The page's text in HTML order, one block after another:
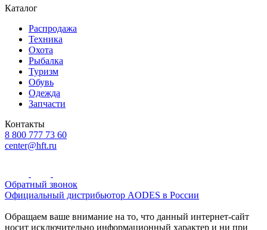
Каталог
Распродажа
Техника
Охота
Рыбалка
Туризм
Обувь
Одежда
Запчасти
Контакты
8 800 777 73 60
center@hft.ru
Обратный звонок
Официальный дистрибьютор AODES в России
Обращаем ваше внимание на то, что данный интернет-сайт
носит исключительно информационный характер и ни при